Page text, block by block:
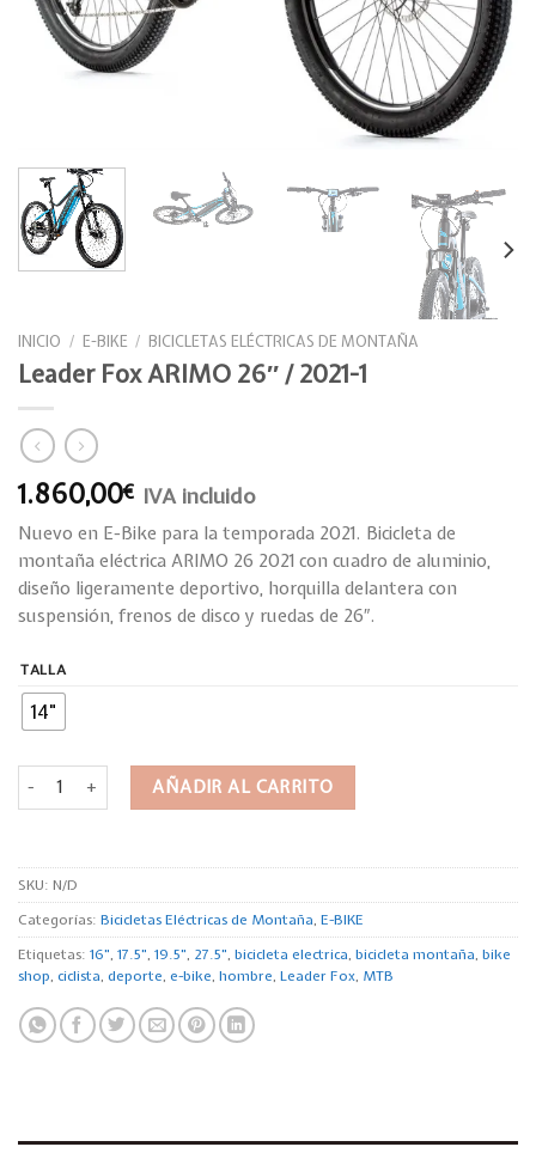
INICIO / E-BIKE / BICICLETAS ELÉCTRICAS DE MONTAÑA
Leader Fox ARIMO 26″ / 2021-1
1.860,00€ IVA incluido
Nuevo en E-Bike para la temporada 2021. Bicicleta de
montaña eléctrica ARIMO 26 2021 con cuadro de aluminio,
diseño ligeramente deportivo, horquilla delantera con
suspensión, frenos de disco y ruedas de 26″.
TALLA
14"
Leader Fox ARIMO 26" / 2021-1 cantidad
AÑADIR AL CARRITO
SKU: N/D
Categorías: Bicicletas Eléctricas de Montaña, E-BIKE
Etiquetas: 16", 17.5", 19.5", 27.5", bicicleta electrica, bicicleta montaña, bike
shop, ciclista, deporte, e-bike, hombre, Leader Fox, MTB